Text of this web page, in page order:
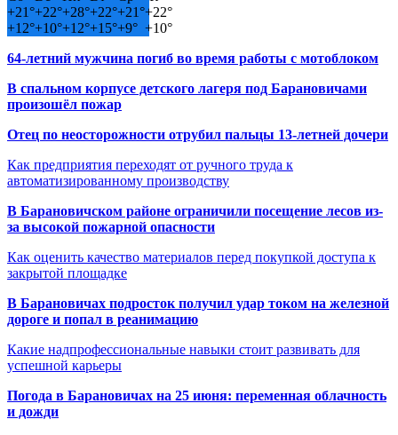
+21°+22°+28°+22°+21°+22°
+12°+10°+12°+15°+9° +10°
64-летний мужчина погиб во время работы с мотоблоком
В спальном корпусе детского лагеря под Барановичами
произошёл пожар
Отец по неосторожности отрубил пальцы 13-летней дочери
Как предприятия переходят от ручного труда к
автоматизированному производству
В Барановичском районе ограничили посещение лесов из-
за высокой пожарной опасности
Как оценить качество материалов перед покупкой доступа к
закрытой площадке
В Барановичах подросток получил удар током на железной
дороге и попал в реанимацию
Какие надпрофессиональные навыки стоит развивать для
успешной карьеры
Погода в Барановичах на 25 июня: переменная облачность
и дожди